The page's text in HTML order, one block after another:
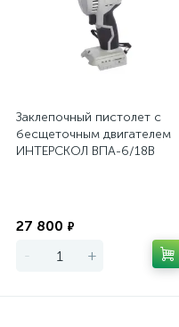
Заклепочный пистолет с
бесщеточным двигателем
ИНТЕРСКОЛ ВПА-6/18В
27 800 ₽
- +